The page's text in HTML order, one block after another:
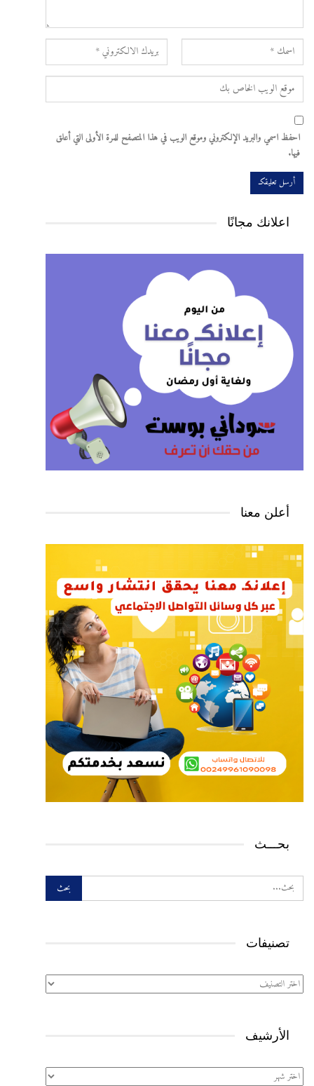
احفظ اسمي والبريد الإلكتروني وموقع الويب في هذا المتصفح للمرة الأولى التي أعلق
فيها.
اعلانك مجانًا
أعلن معنا
بحـــث
تصنيفات
تصنيفات
الأرشيف
الأرشيف